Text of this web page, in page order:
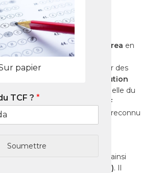
papier
TCF ? *
Soumettre
emblématique de la Bay Area en
étudiants, chercheurs et
envisagent le
pour des
évolution
contexte, la certification officielle du
étape incontournable. Le
TCF
test français Canada
le plus reconnu
officiellement accepté par
Canada (IRCC)
ainsi
du Québec (MIFI). Il